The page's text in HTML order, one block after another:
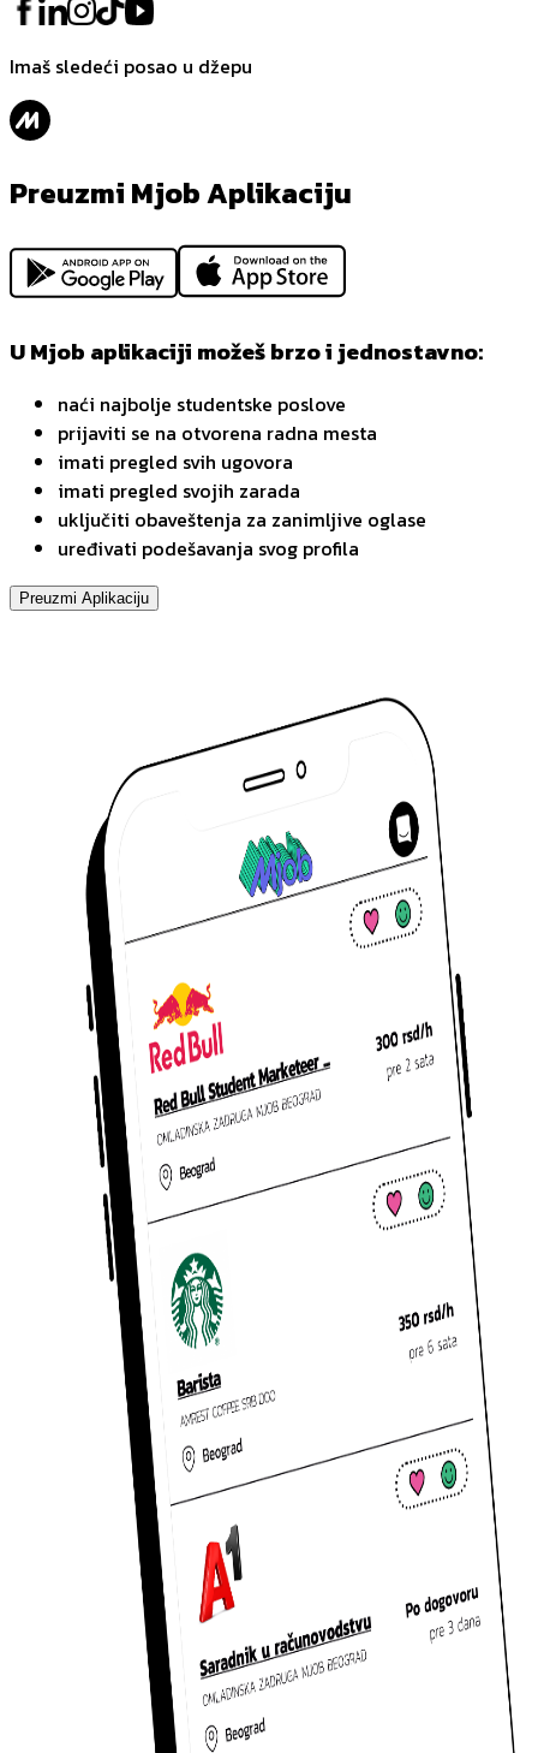
Imaš sledeći posao u džepu
Preuzmi Mjob Aplikaciju
U Mjob aplikaciji možeš brzo i jednostavno:
naći najbolje studentske poslove
prijaviti se na otvorena radna mesta
imati pregled svih ugovora
imati pregled svojih zarada
uključiti obaveštenja za zanimljive oglase
uređivati podešavanja svog profila
Preuzmi Aplikaciju